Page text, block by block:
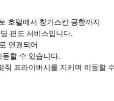
호텔에서 칭기스칸 공항까지
편도 서비스입니다.
연결되어
할 수 있습니다.
프라이버시를 지키며 이동할